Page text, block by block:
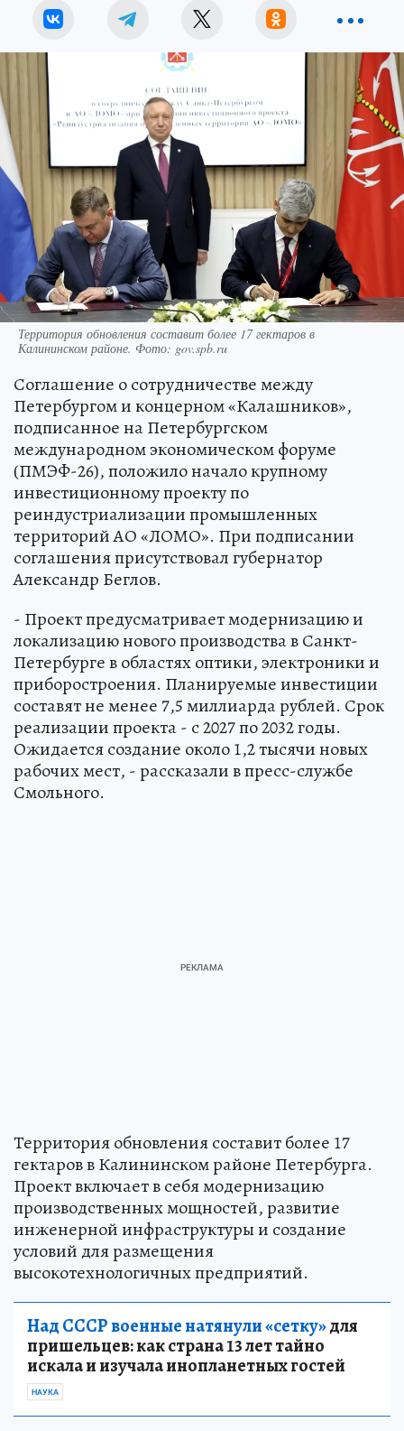
Территория обновления составит более 17 гектаров в
Калининском районе. Фото: gov.spb.ru
Соглашение о сотрудничестве между
Петербургом и концерном «Калашников»,
подписанное на Петербургском
международном экономическом форуме
(ПМЭФ-26), положило начало крупному
инвестиционному проекту по
реиндустриализации промышленных
территорий АО «ЛОМО». При подписании
соглашения присутствовал губернатор
Александр Беглов.
- Проект предусматривает модернизацию и
локализацию нового производства в Санкт-
Петербурге в областях оптики, электроники и
приборостроения. Планируемые инвестиции
составят не менее 7,5 миллиарда рублей. Срок
реализации проекта - с 2027 по 2032 годы.
Ожидается создание около 1,2 тысячи новых
рабочих мест, - рассказали в пресс-службе
Смольного.
Территория обновления составит более 17
гектаров в Калининском районе Петербурга.
Проект включает в себя модернизацию
производственных мощностей, развитие
инженерной инфраструктуры и создание
условий для размещения
высокотехнологичных предприятий.
Над СССР военные натянули «сетку»для
пришельцев: как страна 13 лет тайно
искала и изучала инопланетных гостей
НАУКА